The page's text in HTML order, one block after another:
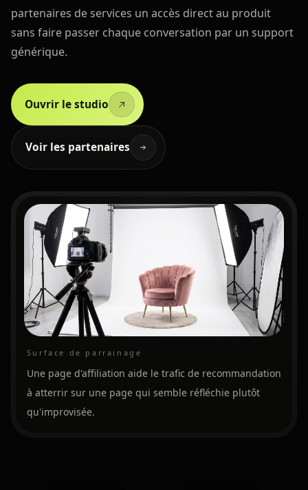
partenaires de services un accès direct au produit
sans faire passer chaque conversation par un support
générique.
Ouvrir le studio
Voir les partenaires
Surface de parrainage
Une page d'affiliation aide le trafic de recommandation
à atterrir sur une page qui semble réfléchie plutôt
qu'improvisée.